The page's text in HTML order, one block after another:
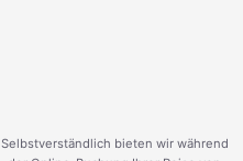
Selbstverständlich bieten wir während